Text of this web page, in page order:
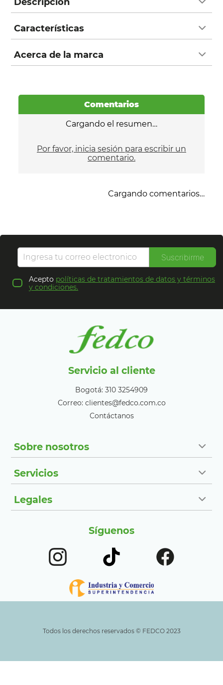
Características
Acerca de la marca
Comentarios
Cargando el resumen…
Por favor, inicia sesión para escribir un
comentario.
Cargando comentarios…
Suscribirme
Acepto políticas de tratamientos de datos y términos
y condiciones.
Servicio al cliente
Bogotá: 310 3254909
Correo: clientes@fedco.com.co
Contáctanos
Sobre nosotros
Servicios
Legales
Síguenos
Todos los derechos reservados ©️ FEDCO 2023